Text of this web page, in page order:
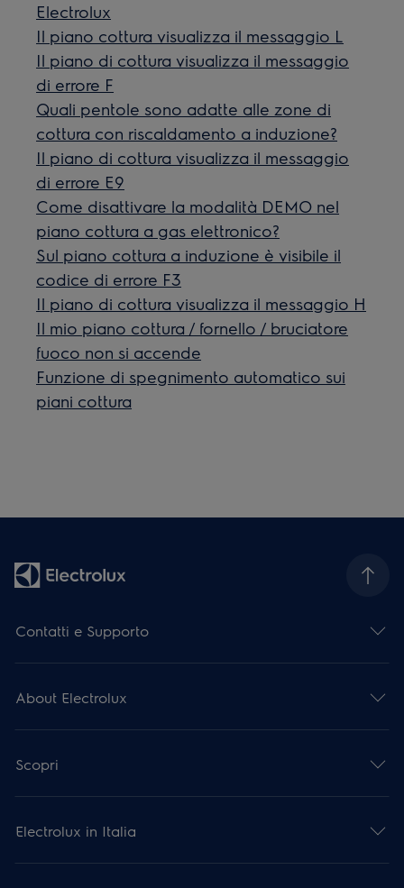
Electrolux
Il piano cottura visualizza il messaggio L
Il piano di cottura visualizza il messaggio
di errore F
Quali pentole sono adatte alle zone di
cottura con riscaldamento a induzione?
Il piano di cottura visualizza il messaggio
di errore E9
Come disattivare la modalità DEMO nel
piano cottura a gas elettronico?
Sul piano cottura a induzione è visibile il
codice di errore F3
Il piano di cottura visualizza il messaggio H
Il mio piano cottura / fornello / bruciatore
fuoco non si accende
Funzione di spegnimento automatico sui
piani cottura
Contatti e Supporto
About Electrolux
Scopri
Electrolux in Italia